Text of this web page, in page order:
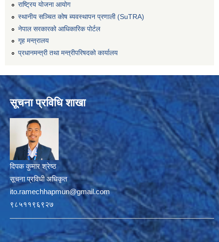
राष्ट्रिय योजना आयोग
स्थानीय सञ्चित कोष ब्यवस्थापन प्रणाली (SuTRA)
नेपाल सरकारको आधिकारिक पोर्टल
गृह मन्त्रालय
प्रधानमन्त्री तथा मन्त्रीपरिषदको कार्यालय
सूचना प्रविधि शाखा
दिपक कुमार श्रेष्ठ
सूचना प्रविधी अधिकृत
ito.ramechhapmun@gmail.com
९८५११९६९२७